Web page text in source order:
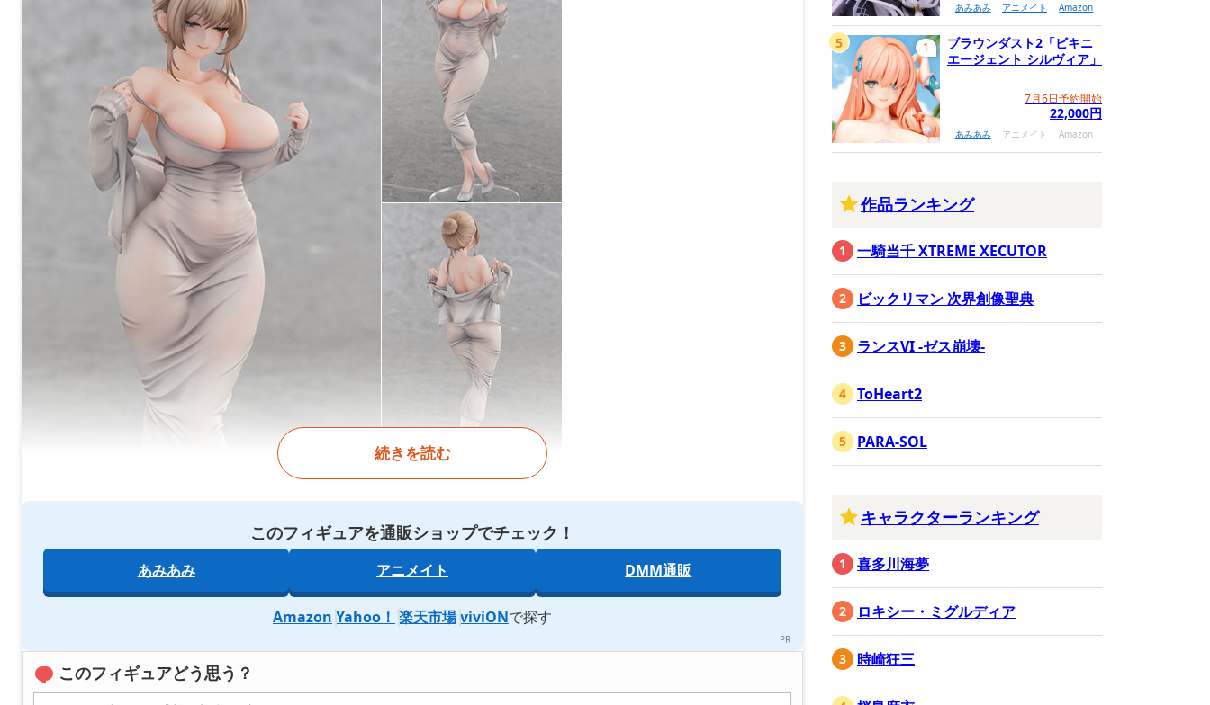
続きを読む
このフィギュアを通販ショップでチェック！
あみあみ アニメイト DMM通販
Amazon Yahoo！ 楽天市場 viviONで探す
このフィギュアどう思う？
あみあみ アニメイト Amazon
ブラウンダスト2「ビキニ
エージェント シルヴィア」
7月6日予約開始
22,000円
あみあみ アニメイト Amazon
1
5
作品ランキング
一騎当千 XTREME XECUTOR
ビックリマン 次界創像聖典
ランスVI -ゼス崩壊-
ToHeart2
PARA-SOL
キャラクターランキング
喜多川海夢
ロキシー・ミグルディア
時崎狂三